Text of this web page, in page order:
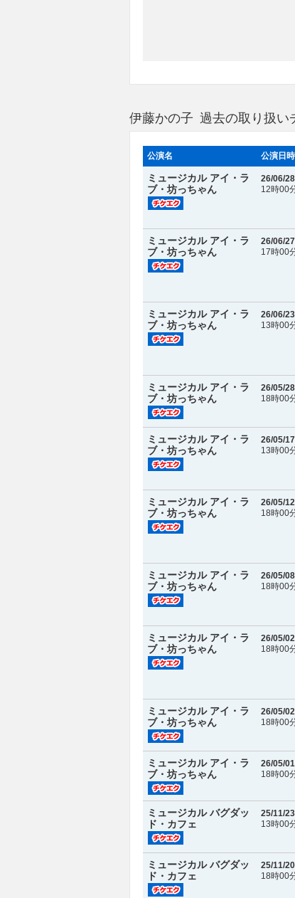
伊藤かの子 過去の取り扱い
公演名 公演日時
ミュージカル アイ・ラ
ブ・坊っちゃん
26/06/
12時00
ミュージカル アイ・ラ
ブ・坊っちゃん
26/06/
17時00
ミュージカル アイ・ラ
ブ・坊っちゃん
26/06/
13時00
ミュージカル アイ・ラ
ブ・坊っちゃん
26/05/
18時00
ミュージカル アイ・ラ
ブ・坊っちゃん
26/05/
13時00
ミュージカル アイ・ラ
ブ・坊っちゃん
26/05/
18時00
ミュージカル アイ・ラ
ブ・坊っちゃん
26/05/
18時00
ミュージカル アイ・ラ
ブ・坊っちゃん
26/05/
18時00
ミュージカル アイ・ラ
ブ・坊っちゃん
26/05/
18時00
ミュージカル アイ・ラ
ブ・坊っちゃん
26/05/
18時00
ミュージカル バグダッ
ド・カフェ
25/11/
13時00
ミュージカル バグダッ
ド・カフェ
25/11/
18時00